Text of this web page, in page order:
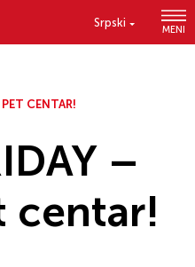
Srpski
MENI
CENTAR!
–
centar!